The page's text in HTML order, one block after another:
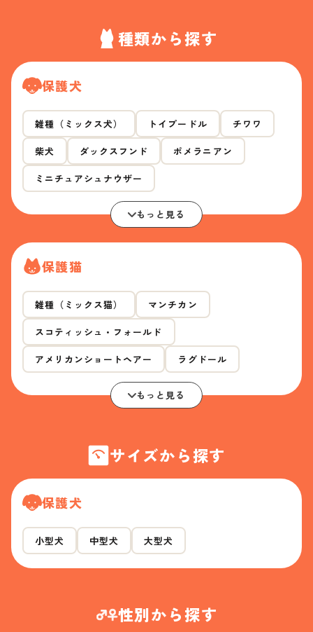
種類から探す
保護犬
雑種（ミックス犬） トイプードル チワワ
柴犬 ダックスフンド ポメラニアン
ミニチュアシュナウザー
もっと見る
保護猫
雑種（ミックス猫） マンチカン
スコティッシュ・フォールド
アメリカンショートヘアー ラグドール
もっと見る
サイズから探す
保護犬
小型犬 中型犬 大型犬
性別から探す